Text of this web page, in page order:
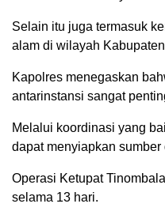
Selain itu juga termasuk
alam di wilayah
Kapolres menegaskan
antarinstansi sangat
Melalui koordinasi yang
dapat menyiapkan
Operasi Ketupat
selama 13 hari.